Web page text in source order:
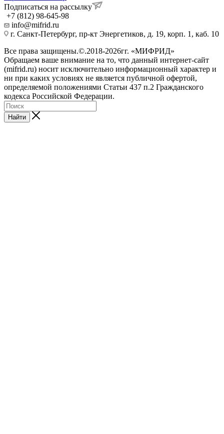
Подписаться на рассылку
+7 (812) 98-645-98
info@mifrid.ru
г. Санкт-Петербург, пр-кт Энергетиков, д. 19, корп. 1, каб. 10
Все права защищены.©.2018-2026гг. «МИФРИД»
Обращаем ваше внимание на то, что данный интернет-сайт
(mifrid.ru) носит исключительно информационный характер и
ни при каких условиях не является публичной офертой,
определяемой положениями Статьи 437 п.2 Гражданского
кодекса Российской Федерации.
Найти